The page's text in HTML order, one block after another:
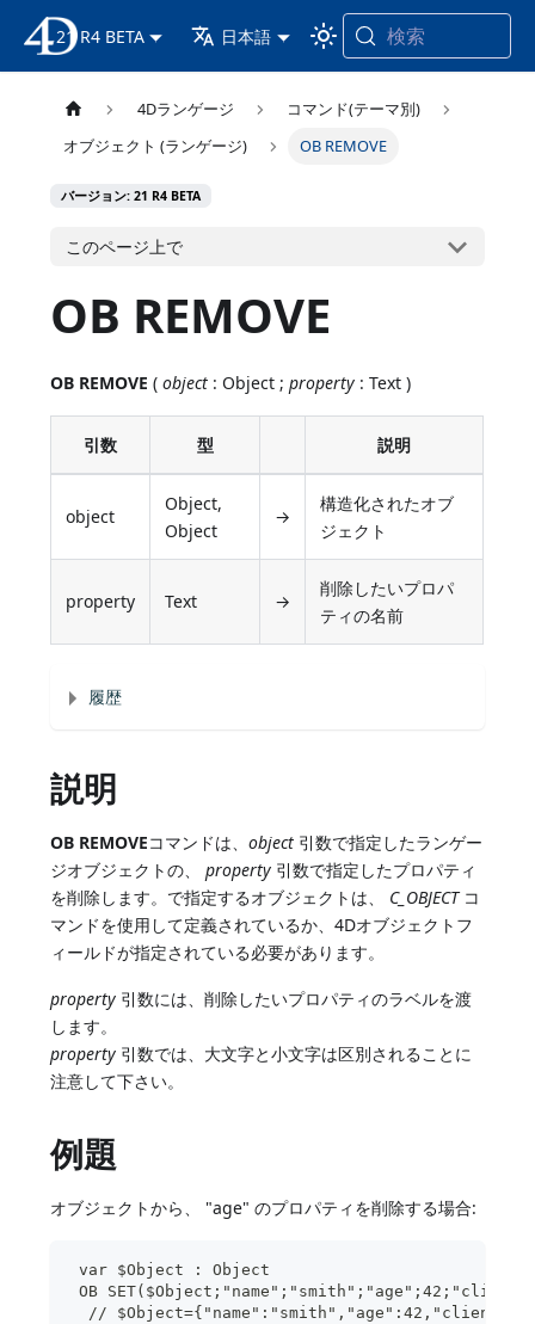
4D ドキュメンテーション
21 R4 BETA 日本語 検索
4Dランゲージ
コマンド(テーマ別)
オブジェクト (ランゲージ)
OB REMOVE
バージョン: 21 R4 BETA
このページ上で
OB REMOVE
OB REMOVE (object : Object ;property : Text )
引数 型 説明
object
Object,
Object
→
構造化されたオブ
ジェクト
property Text →
削除したいプロパ
ティの名前
履歴
説明
OB REMOVEコマンドは、object 引数で指定したランゲー
ジオブジェクトの、property 引数で指定したプロパティ
を削除します。で指定するオブジェクトは、 C_OBJECTコ
マンドを使用して定義されているか、4Dオブジェクトフ
ィールドが指定されている必要があります。
property 引数には、削除したいプロパティのラベルを渡
します。
property 引数では、大文字と小文字は区別されることに
注意して下さい。
例題
オブジェクトから、 "age" のプロパティを削除する場合:
var $Object : Object
OB
//